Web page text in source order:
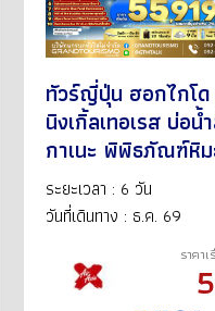
ทัวร์ญี่ปุ่น ฮอกไกโด
นิงเกิ้ลเทอเรส บ่อน้
กาเนะ พิพิธภัณฑ์หิม
แข็ง หมู่บ้านราเมน ล
โระ โอตารุ เนินพระพุ
วัน 4 คืน ธ.ค. 69
ระยะเวลา : 6 วัน
วันที่เดินทาง : ธ.ค. 69
ราคา